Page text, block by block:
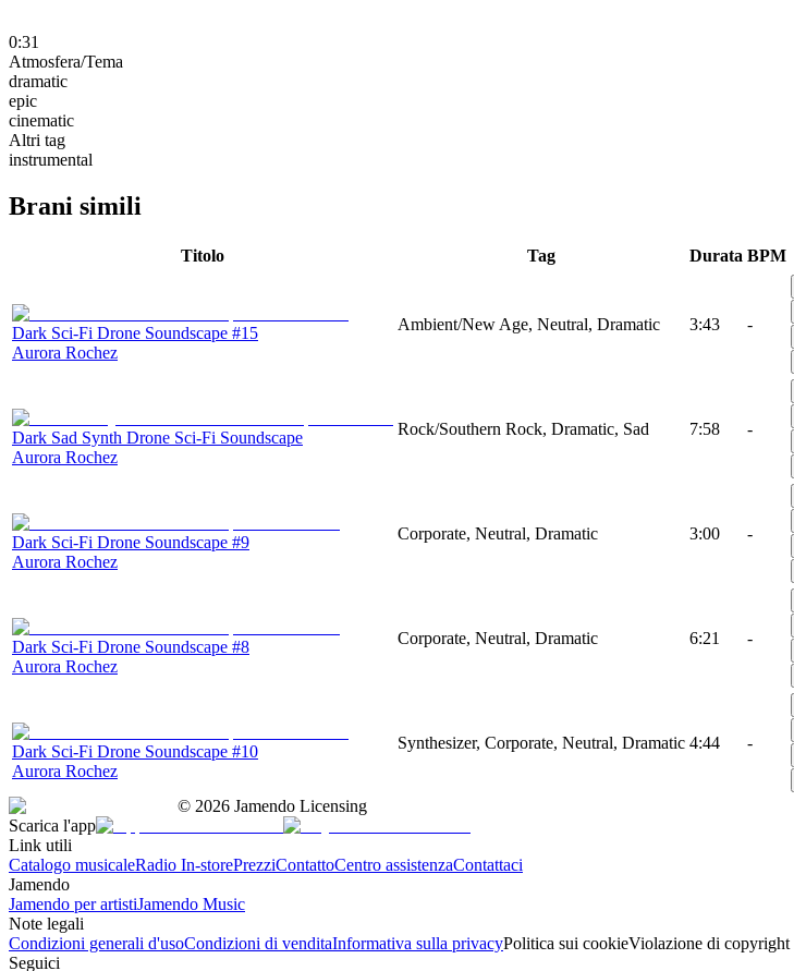
0:31
Atmosfera/Tema
dramatic
epic
cinematic
Altri tag
instrumental
Brani simili
Titolo Tag Durata BPM
Dark Sci-Fi Drone Soundscape #15
Aurora Rochez
Ambient/New Age, Neutral, Dramatic 3:43 -
Dark Sad Synth Drone Sci-Fi Soundscape
Aurora Rochez
Rock/Southern Rock, Dramatic, Sad 7:58 -
Dark Sci-Fi Drone Soundscape #9
Aurora Rochez
Corporate, Neutral, Dramatic 3:00 -
Dark Sci-Fi Drone Soundscape #8
Aurora Rochez
Corporate, Neutral, Dramatic 6:21 -
Dark Sci-Fi Drone Soundscape #10
Aurora Rochez
Synthesizer, Corporate, Neutral, Dramatic 4:44 -
© 2026 Jamendo Licensing
Scarica l'app
Link utili
Catalogo musicaleRadio In-storePrezziContattoCentro assistenzaContattaci
Jamendo
Jamendo per artistiJamendo Music
Note legali
Condizioni generali d'usoCondizioni di venditaInformativa sulla privacyPolitica sui cookieViolazione di copyright
Seguici